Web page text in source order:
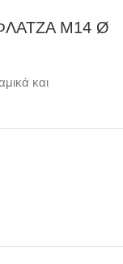
Μ14 Ø
και